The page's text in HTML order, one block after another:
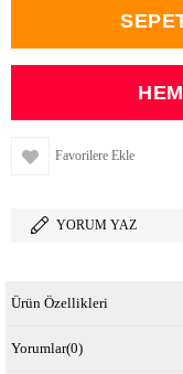
Favorilere Ekle
YORUM YAZ
Ürün Özellikleri
Yorumlar(0)